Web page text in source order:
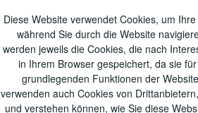
Diese Website verwendet Cookies, um
während Sie durch die Website
werden jeweils die Cookies, die nach
in Ihrem Browser gespeichert, da sie
grundlegenden Funktionen der
verwenden auch Cookies von
und verstehen können, wie Sie diese